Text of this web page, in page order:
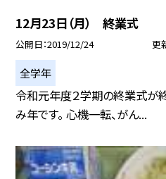
12月23日（月） 終業式
公開日 2019/12/24 更
全学年
令和元年度２学期の終業式が
み年です。 心機一転、がん...